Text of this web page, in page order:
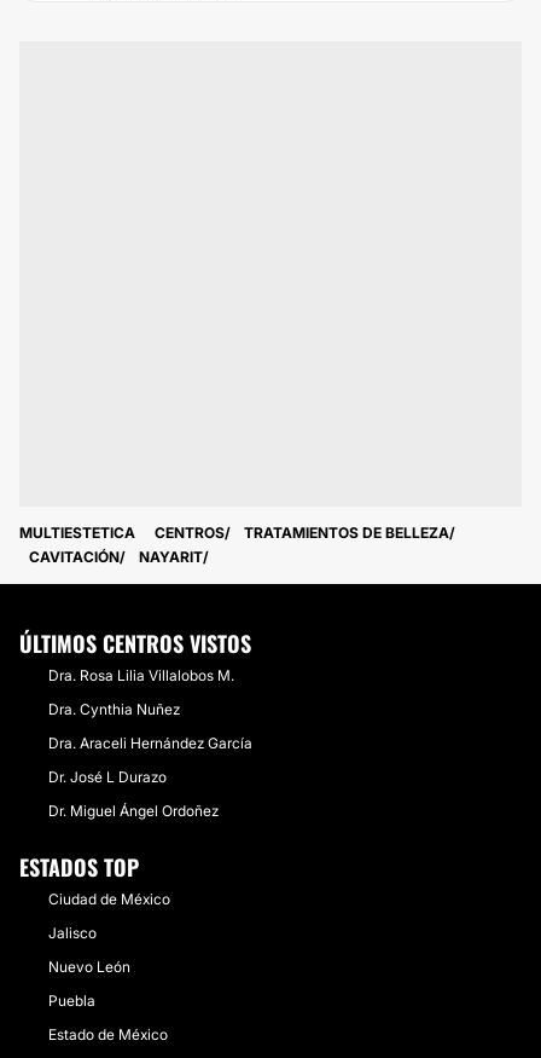
MULTIESTETICA CENTROS
TRATAMIENTOS DE BELLEZA
CAVITACIÓN
NAYARIT
ÚLTIMOS CENTROS VISTOS
Dra. Rosa Lilia Villalobos M.
Dra. Cynthia Nuñez
Dra. Araceli Hernández García
Dr. José L Durazo
Dr. Miguel Ángel Ordoñez
ESTADOS TOP
Ciudad de México
Jalisco
Nuevo León
Puebla
Estado de México